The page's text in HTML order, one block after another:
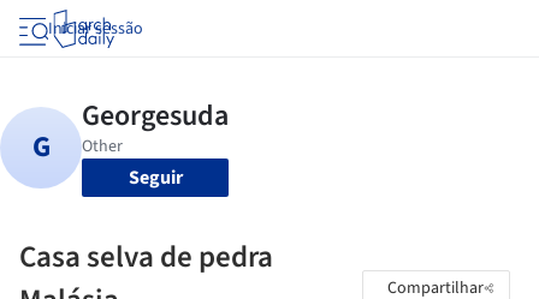
Iniciar sessão
Seguir
Casa selva de pedra
Compartilhar